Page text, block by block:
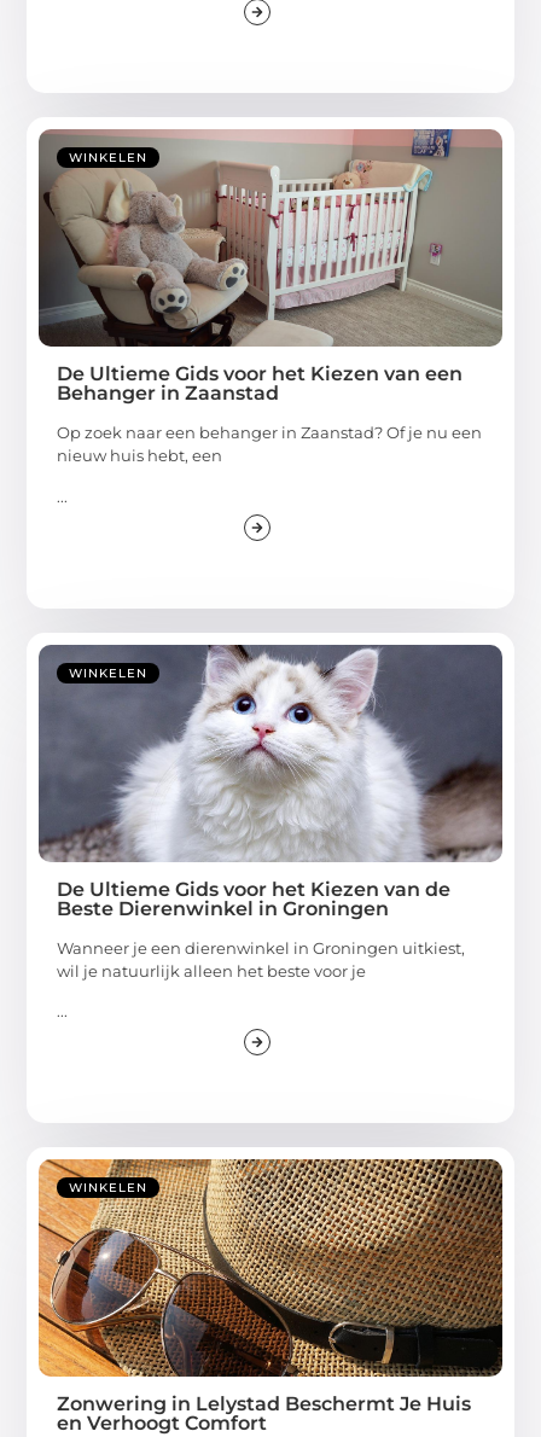
WINKELEN
De Ultieme Gids voor het Kiezen van een
Behanger in Zaanstad
Op zoek naar een behanger in Zaanstad? Of je nu een
nieuw huis hebt, een
...
WINKELEN
De Ultieme Gids voor het Kiezen van de
Beste Dierenwinkel in Groningen
Wanneer je een dierenwinkel in Groningen uitkiest,
wil je natuurlijk alleen het beste voor je
...
WINKELEN
Zonwering in Lelystad Beschermt Je Huis
en Verhoogt Comfort